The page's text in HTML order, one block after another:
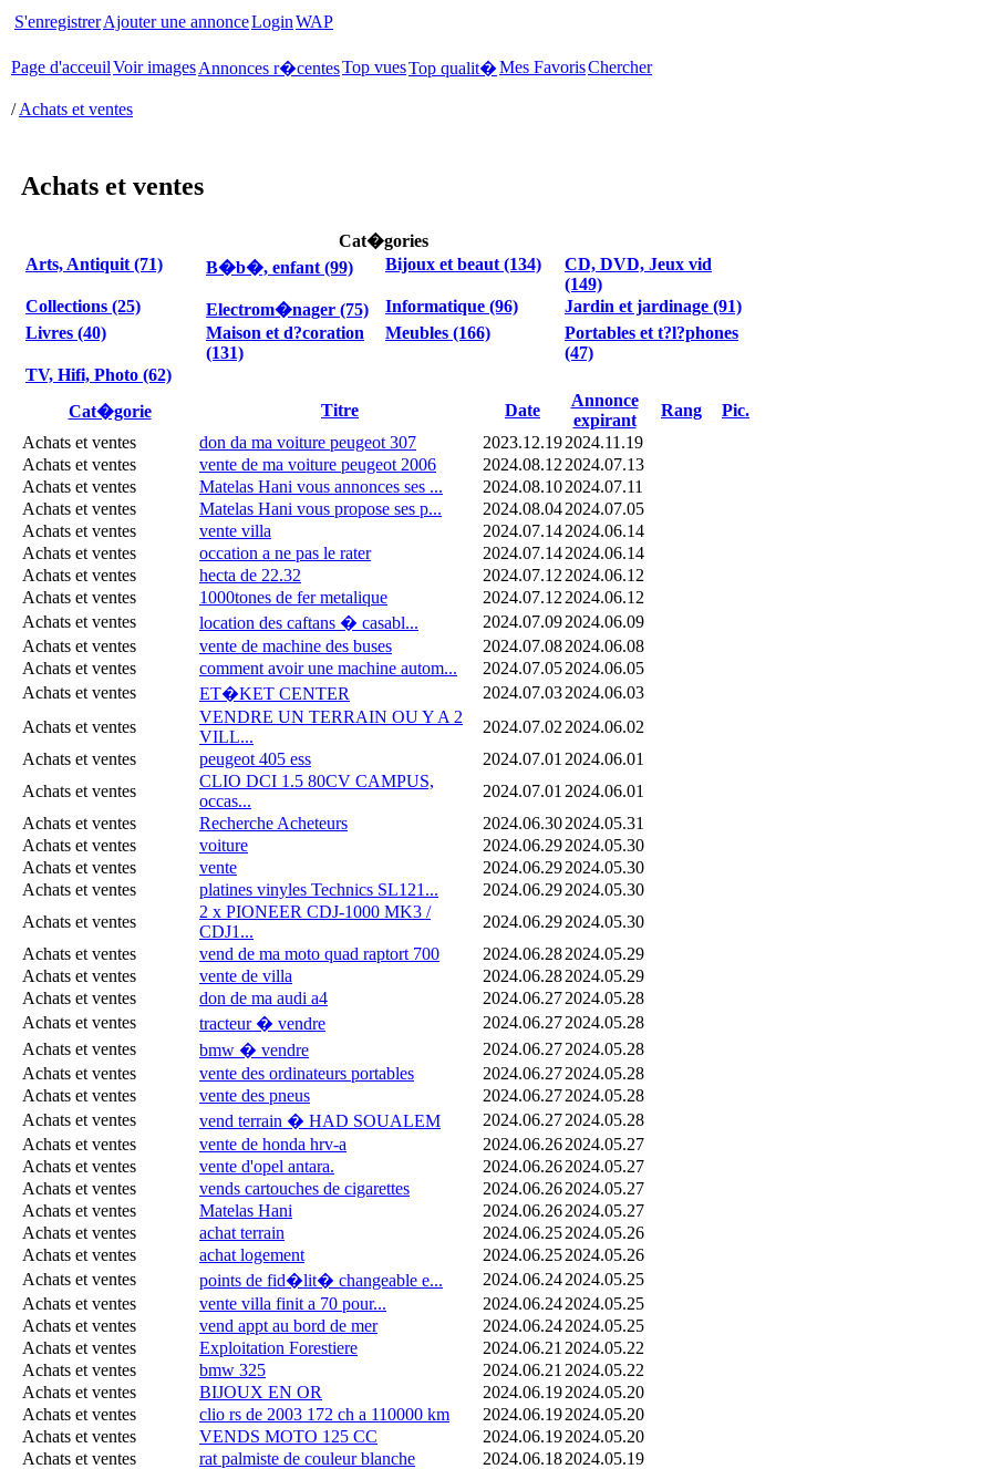
S'enregistrerAjouter une annonceLoginWAP
Page d'acceuilVoir imagesAnnonces r�centesTop vuesTop qualit�Mes FavorisChercher
/Achats et ventes
Achats et ventes
Cat�gories
Arts, Antiquit (71)
B�b�, enfant (99) Bijoux et beaut (134)
CD, DVD, Jeux vid
(149)
Collections (25)
Electrom�nager (75) Informatique (96)
Jardin et jardinage (91)
Livres (40)
Maison et d?coration
(131)
Meubles (166)
Portables et t?l?phones
(47)
TV, Hifi, Photo (62)
Cat�gorie
Titre Date
Annonce
expirant
Rang
Pic.
Achats et ventes
don da ma voiture peugeot 307 2023.12.192024.11.19
Achats et ventes
vente de ma voiture peugeot 2006 2024.08.12 2024.07.13
Achats et ventes
Matelas Hani vous annonces ses ... 2024.08.102024.07.11
Achats et ventes
Matelas Hani vous propose ses p... 2024.08.042024.07.05
Achats et ventes
vente villa 2024.07.142024.06.14
Achats et ventes
occation a ne pas le rater 2024.07.142024.06.14
Achats et ventes
hecta de 22.32 2024.07.12 2024.06.12
Achats et ventes
1000tones de fer metalique 2024.07.12 2024.06.12
Achats et ventes
location des caftans � casabl... 2024.07.092024.06.09
Achats et ventes
vente de machine des buses 2024.07.082024.06.08
Achats et ventes
comment avoir une machine autom... 2024.07.052024.06.05
Achats et ventes
ET�KET CENTER 2024.07.032024.06.03
Achats et ventes
VENDRE UN TERRAIN OU Y A 2
VILL...
2024.07.02 2024.06.02
Achats et ventes
peugeot 405 ess 2024.07.01 2024.06.01
Achats et ventes
CLIO DCI 1.5 80CV CAMPUS,
occas...
2024.07.01 2024.06.01
Achats et ventes
Recherche Acheteurs 2024.06.302024.05.31
Achats et ventes
voiture 2024.06.292024.05.30
Achats et ventes
vente 2024.06.292024.05.30
Achats et ventes
platines vinyles Technics SL121... 2024.06.292024.05.30
Achats et ventes
2 x PIONEER CDJ-1000 MK3 /
CDJ1...
2024.06.292024.05.30
Achats et ventes
vend de ma moto quad raptort 700 2024.06.282024.05.29
Achats et ventes
vente de villa 2024.06.282024.05.29
Achats et ventes
don de ma audi a4 2024.06.272024.05.28
Achats et ventes
tracteur � vendre 2024.06.272024.05.28
Achats et ventes
bmw � vendre 2024.06.272024.05.28
Achats et ventes
vente des ordinateurs portables 2024.06.272024.05.28
Achats et ventes
vente des pneus 2024.06.272024.05.28
Achats et ventes
vend terrain � HAD SOUALEM 2024.06.272024.05.28
Achats et ventes
vente de honda hrv-a 2024.06.262024.05.27
Achats et ventes
vente d'opel antara. 2024.06.262024.05.27
Achats et ventes
vends cartouches de cigarettes 2024.06.262024.05.27
Achats et ventes
Matelas Hani 2024.06.262024.05.27
Achats et ventes
achat terrain 2024.06.252024.05.26
Achats et ventes
achat logement 2024.06.252024.05.26
Achats et ventes
points de fid�lit� changeable e... 2024.06.242024.05.25
Achats et ventes
vente villa finit a 70 pour... 2024.06.242024.05.25
Achats et ventes
vend appt au bord de mer 2024.06.242024.05.25
Achats et ventes
Exploitation Forestiere 2024.06.21 2024.05.22
Achats et ventes
bmw 325 2024.06.21 2024.05.22
Achats et ventes
BIJOUX EN OR 2024.06.192024.05.20
Achats et ventes
clio rs de 2003 172 ch a 110000 km 2024.06.192024.05.20
Achats et ventes
VENDS MOTO 125 CC 2024.06.192024.05.20
Achats et ventes
rat palmiste de couleur blanche 2024.06.182024.05.19